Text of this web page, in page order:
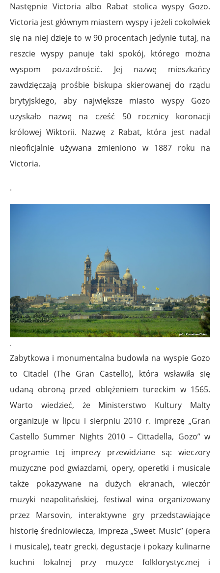
Następnie Victoria albo Rabat stolica wyspy Gozo.
Victoria jest głównym miastem wyspy i jeżeli cokolwiek
się na niej dzieje to w 90 procentach jedynie tutaj, na
reszcie wyspy panuje taki spokój, którego można
wyspom pozazdrościć. Jej nazwę mieszkańcy
zawdzięczają prośbie biskupa skierowanej do rządu
brytyjskiego, aby największe miasto wyspy Gozo
uzyskało nazwę na cześć 50 rocznicy koronacji
królowej Wiktorii. Nazwę z Rabat, która jest nadal
nieoficjalnie używana zmieniono w 1887 roku na
Victoria.
.
.
Zabytkowa i monumentalna budowla na wyspie Gozo
to Citadel (The Gran Castello), która wsławiła się
udaną obroną przed oblężeniem tureckim w 1565.
Warto wiedzieć, że Ministerstwo Kultury Malty
organizuje w lipcu i sierpniu 2010 r. imprezę „Gran
Castello Summer Nights 2010 – Cittadella, Gozo” w
programie tej imprezy przewidziane są: wieczory
muzyczne pod gwiazdami, opery, operetki i musicale
także pokazywane na dużych ekranach, wieczór
muzyki neapolitańskiej, festiwal wina organizowany
przez Marsovin, interaktywne gry przedstawiające
historię średniowiecza, impreza „Sweet Music” (opera
i musicale), teatr grecki, degustacje i pokazy kulinarne
kuchni lokalnej przy muzyce folklorystycznej i